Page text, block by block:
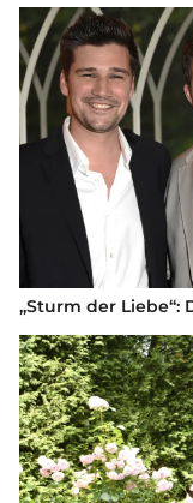
„Sturm der Liebe“: